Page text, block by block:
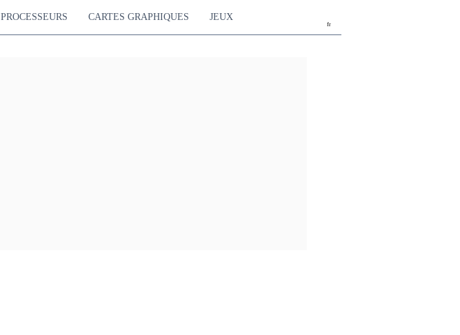
fr
PROCESSEURS CARTES GRAPHIQUES JEUX